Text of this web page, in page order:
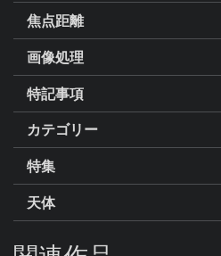
焦点距離
画像処理
特記事項
カテゴリー
特集
天体